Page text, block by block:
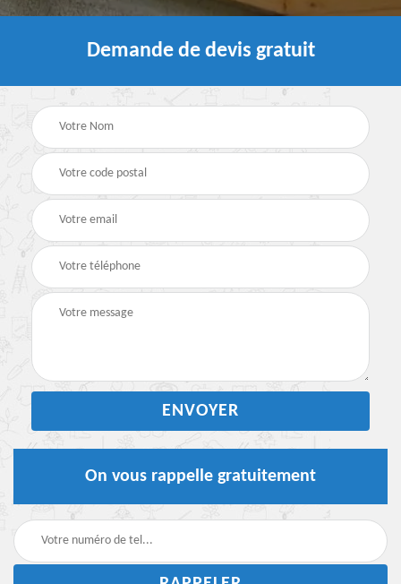
Demande de devis gratuit
On vous rappelle gratuitement